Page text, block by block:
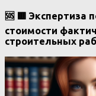
🆘 🟥 Экспертиза
стоимости
строительных